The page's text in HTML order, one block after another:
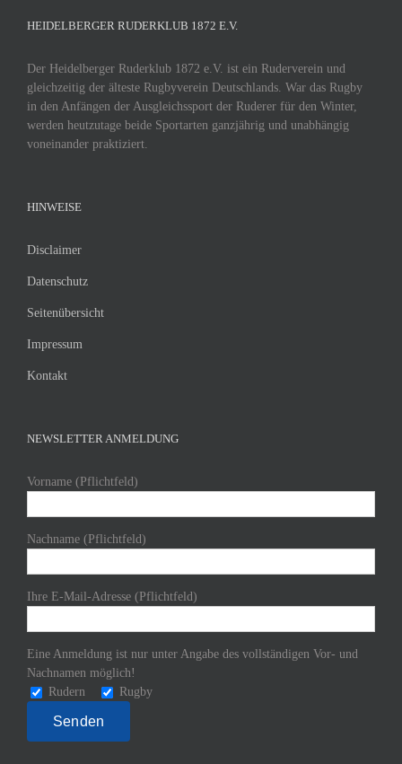
HEIDELBERGER RUDERKLUB 1872 E.V.
Der Heidelberger Ruderklub 1872 e.V. ist ein Ruderverein und
gleichzeitig der älteste Rugbyverein Deutschlands. War das Rugby
in den Anfängen der Ausgleichssport der Ruderer für den Winter,
werden heutzutage beide Sportarten ganzjährig und unabhängig
voneinander praktiziert.
HINWEISE
Disclaimer
Datenschutz
Seitenübersicht
Impressum
Kontakt
NEWSLETTER ANMELDUNG
Vorname (Pflichtfeld)
Nachname (Pflichtfeld)
Ihre E-Mail-Adresse (Pflichtfeld)
Eine Anmeldung ist nur unter Angabe des vollständigen Vor- und
Nachnamen möglich!
Rudern
Rugby